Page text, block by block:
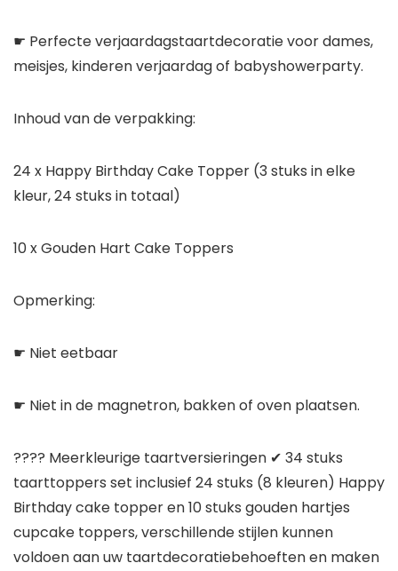
☛ Perfecte verjaardagstaartdecoratie voor dames,
meisjes, kinderen verjaardag of babyshowerparty.
Inhoud van de verpakking:
24 x Happy Birthday Cake Topper (3 stuks in elke
kleur, 24 stuks in totaal)
10 x Gouden Hart Cake Toppers
Opmerking:
☛ Niet eetbaar
☛ Niet in de magnetron, bakken of oven plaatsen.
???? Meerkleurige taartversieringen ✔ 34 stuks
taarttoppers set inclusief 24 stuks (8 kleuren) Happy
Birthday cake topper en 10 stuks gouden hartjes
cupcake toppers, verschillende stijlen kunnen
voldoen aan uw taartdecoratiebehoeften en maken